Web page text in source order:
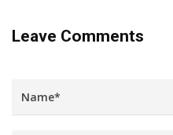
Leave Comments